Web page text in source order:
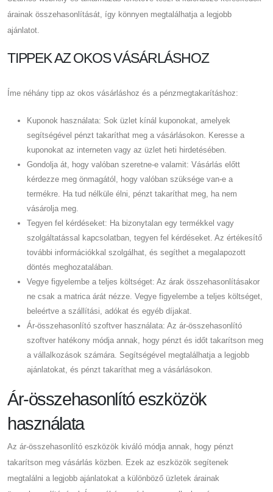
árainak összehasonlítását, így könnyen megtalálhatja a legjobb
ajánlatot.
TIPPEK AZ OKOS VÁSÁRLÁSHOZ
Íme néhány tipp az okos vásárláshoz és a pénzmegtakarításhoz:
Kuponok használata: Sok üzlet kínál kuponokat, amelyek
segítségével pénzt takaríthat meg a vásárlásokon. Keresse a
kuponokat az interneten vagy az üzlet heti hirdetésében.
Gondolja át, hogy valóban szeretne-e valamit: Vásárlás előtt
kérdezze meg önmagától, hogy valóban szüksége van-e a
termékre. Ha tud nélküle élni, pénzt takaríthat meg, ha nem
vásárolja meg.
Tegyen fel kérdéseket: Ha bizonytalan egy termékkel vagy
szolgáltatással kapcsolatban, tegyen fel kérdéseket. Az értékesítő
további információkkal szolgálhat, és segíthet a megalapozott
döntés meghozatalában.
Vegye figyelembe a teljes költséget: Az árak összehasonlításakor
ne csak a matrica árát nézze. Vegye figyelembe a teljes költséget,
beleértve a szállítási, adókat és egyéb díjakat.
Ár-összehasonlító szoftver használata: Az ár-összehasonlító
szoftver hatékony módja annak, hogy pénzt és időt takarítson meg
a vállalkozások számára. Segítségével megtalálhatja a legjobb
ajánlatokat, és pénzt takaríthat meg a vásárlásokon.
Ár-összehasonlító eszközök
használata
Az ár-összehasonlító eszközök kiváló módja annak, hogy pénzt
takarítson meg vásárlás közben. Ezek az eszközök segítenek
megtalálni a legjobb ajánlatokat a különböző üzletek árainak